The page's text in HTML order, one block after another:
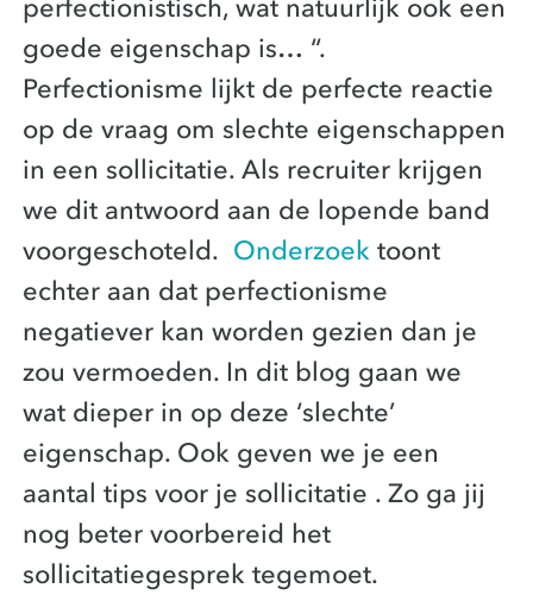
perfectionistisch, wat natuurlijk ook een
goede eigenschap is… “.
Perfectionisme lijkt de perfecte reactie
op de vraag om slechte eigenschappen
in een sollicitatie. Als recruiter krijgen
we dit antwoord aan de lopende band
voorgeschoteld. Onderzoek toont
echter aan dat perfectionisme
negatiever kan worden gezien dan je
zou vermoeden. In dit blog gaan we
wat dieper in op deze ‘slechte’
eigenschap. Ook geven we je een
aantal tips voor je sollicitatie . Zo ga jij
nog beter voorbereid het
sollicitatiegesprek tegemoet.